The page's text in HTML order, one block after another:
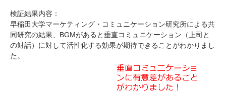
検証結果内容：
早稲田大学マーケティング・コミュニケーション研究所による共
同研究の結果、BGMがあると垂直コミュニケーション（上司と
の対話）に対して活性化する効果が期待できることがわかりまし
た。